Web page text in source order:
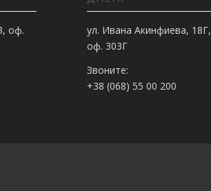
оф.
ул. Ивана Акинфиева, 18Г,
оф. 303Г
Звоните:
+38 (068) 55 00 200